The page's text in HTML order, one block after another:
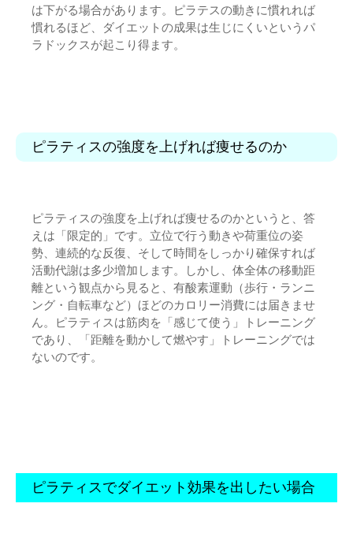
は下がる場合があります。ピラテスの動きに慣れれば
慣れるほど、ダイエットの成果は生じにくいというパ
ラドックスが起こり得ます。
ピラティスの強度を上げれば痩せるのか
ピラティスの強度を上げれば痩せるのかというと、答
えは「限定的」です。立位で行う動きや荷重位の姿
勢、連続的な反復、そして時間をしっかり確保すれば
活動代謝は多少増加します。しかし、体全体の移動距
離という観点から見ると、有酸素運動（歩行・ランニ
ング・自転車など）ほどのカロリー消費には届きませ
ん。ピラティスは筋肉を「感じて使う」トレーニング
であり、「距離を動かして燃やす」トレーニングでは
ないのです。
ピラティスでダイエット効果を出したい場合